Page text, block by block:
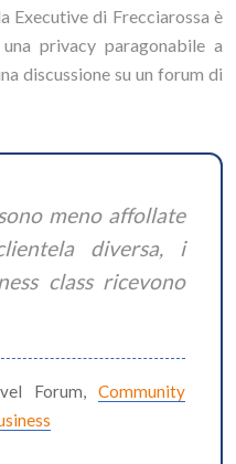
Executive di Frecciarossa è
privacy paragonabile a
discussione su un forum di
meno affollate
diversa, i
class ricevono
Forum, Community